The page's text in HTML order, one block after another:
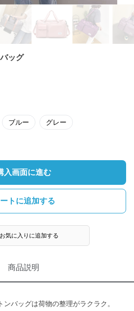
ッグ
ブルー グレー
入画面に進む
トに追加する
お気に入りに追加する
商品説明
バッグは荷物の整理がラクラク。